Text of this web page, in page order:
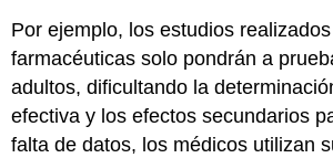
Por ejemplo, los estudios
farmacéuticas solo pondrán a
adultos, dificultando la
efectiva y los efectos secundarios
falta de datos, los médicos utilizan